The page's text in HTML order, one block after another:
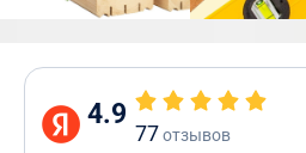
4.9
77отзывов